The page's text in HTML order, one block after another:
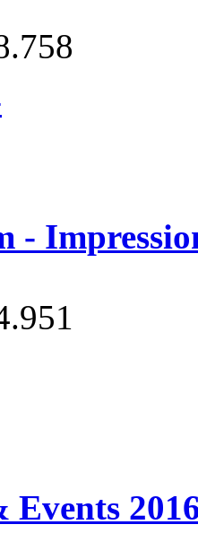
-
Events